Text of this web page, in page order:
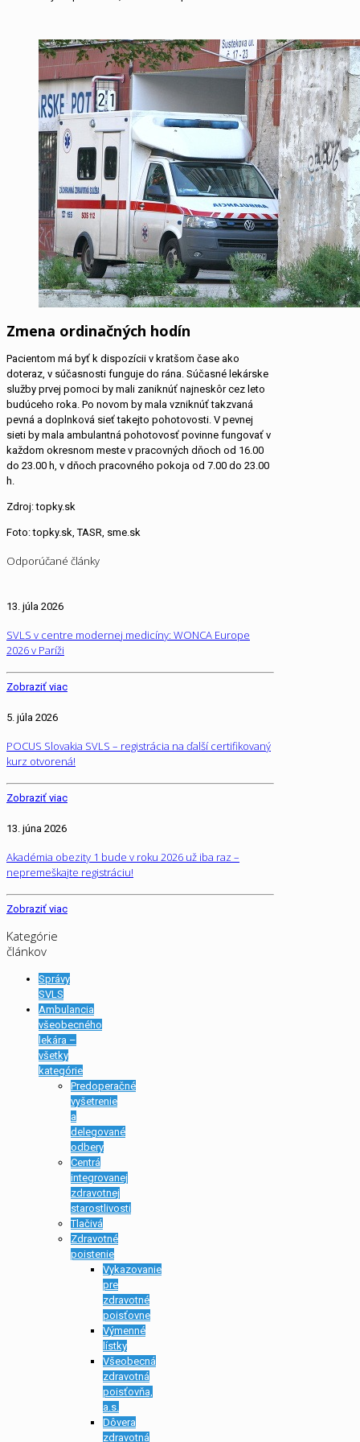
Zmena ordinačných hodín
Pacientom má byť k dispozícii v kratšom čase ako
doteraz, v súčasnosti funguje do rána. Súčasné lekárske
služby prvej pomoci by mali zaniknúť najneskôr cez leto
budúceho roka. Po novom by mala vzniknúť takzvaná
pevná a doplnková sieť takejto pohotovosti. V pevnej
sieti by mala ambulantná pohotovosť povinne fungovať v
každom okresnom meste v pracovných dňoch od 16.00
do 23.00 h, v dňoch pracovného pokoja od 7.00 do 23.00
h.
Zdroj: topky.sk
Foto: topky.sk, TASR, sme.sk
Odporúčané články
13. júla 2026
SVLS v centre modernej medicíny: WONCA Europe
2026 v Paríži
Zobraziť viac
5. júla 2026
POCUS Slovakia SVLS – registrácia na ďalší certifikovaný
kurz otvorená!
Zobraziť viac
13. júna 2026
Akadémia obezity 1 bude v roku 2026 už iba raz –
nepremeškajte registráciu!
Zobraziť viac
Kategórie
článkov
Správy
SVLS
Ambulancia
všeobecného
lekára –
všetky
kategórie
Predoperačné
vyšetrenie
a
delegované
odbery
Centrá
integrovanej
zdravotnej
starostlivosti
Tlačivá
Zdravotné
poistenie
Vykazovanie
pre
zdravotné
poisťovne
Výmenné
lístky
Všeobecná
zdravotná
poisťovňa,
a.s.
Dôvera
zdravotná